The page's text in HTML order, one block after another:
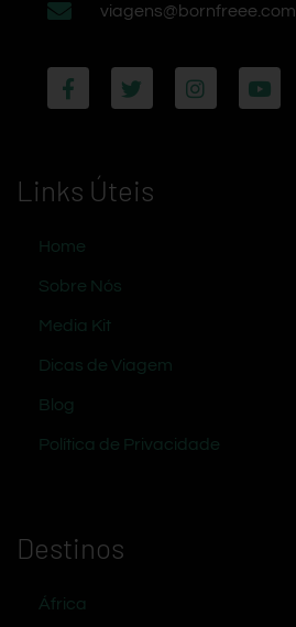
viagens@bornfreee.com
Links Úteis
Home
Sobre Nós
Media Kit
Dicas de Viagem
Blog
Política de Privacidade
Destinos
África